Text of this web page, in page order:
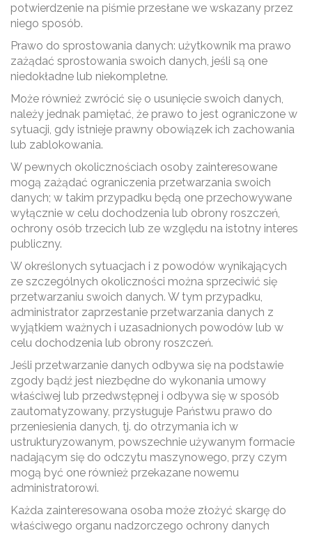
potwierdzenie na piśmie przesłane we wskazany przez
niego sposób.
Prawo do sprostowania danych: użytkownik ma prawo
zażądać sprostowania swoich danych, jeśli są one
niedokładne lub niekompletne.
Może również zwrócić się o usunięcie swoich danych,
należy jednak pamiętać, że prawo to jest ograniczone w
sytuacji, gdy istnieje prawny obowiązek ich zachowania
lub zablokowania.
W pewnych okolicznościach osoby zainteresowane
mogą zażądać ograniczenia przetwarzania swoich
danych; w takim przypadku będą one przechowywane
wyłącznie w celu dochodzenia lub obrony roszczeń,
ochrony osób trzecich lub ze względu na istotny interes
publiczny.
W określonych sytuacjach i z powodów wynikających
ze szczególnych okoliczności można sprzeciwić się
przetwarzaniu swoich danych. W tym przypadku,
administrator zaprzestanie przetwarzania danych z
wyjątkiem ważnych i uzasadnionych powodów lub w
celu dochodzenia lub obrony roszczeń.
Jeśli przetwarzanie danych odbywa się na podstawie
zgody bądź jest niezbędne do wykonania umowy
właściwej lub przedwstępnej i odbywa się w sposób
zautomatyzowany, przysługuje Państwu prawo do
przeniesienia danych, tj. do otrzymania ich w
ustrukturyzowanym, powszechnie używanym formacie
nadającym się do odczytu maszynowego, przy czym
mogą być one również przekazane nowemu
administratorowi.
Każda zainteresowana osoba może złożyć skargę do
właściwego organu nadzorczego ochrony danych